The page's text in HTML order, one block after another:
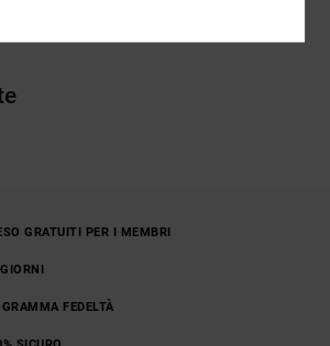
GRATUITI PER I MEMBRI
FEDELTÀ